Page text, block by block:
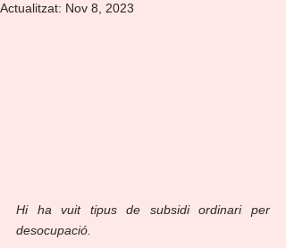
Actualitzat: Nov 8, 2023
Hi ha vuit tipus de subsidi ordinari per
desocupació.